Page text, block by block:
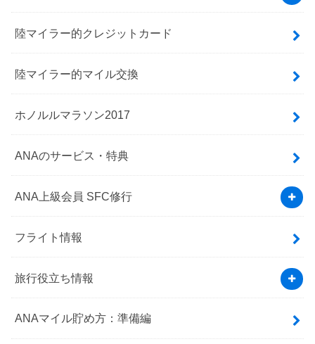
陸マイラー的クレジットカード
陸マイラー的マイル交換
ホノルルマラソン2017
ANAのサービス・特典
ANA上級会員 SFC修行
フライト情報
旅行役立ち情報
ANAマイル貯め方：準備編